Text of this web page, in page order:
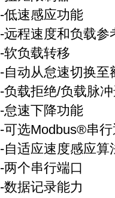
-低速感应功能
-远程速度和负载参
-软负载转移
-自动从怠速切换至
-负载拒绝/负载脉
-怠速下降功能
-可选Modbus®串
-自适应速度感应算
-两个串行端口
-数据记录能力